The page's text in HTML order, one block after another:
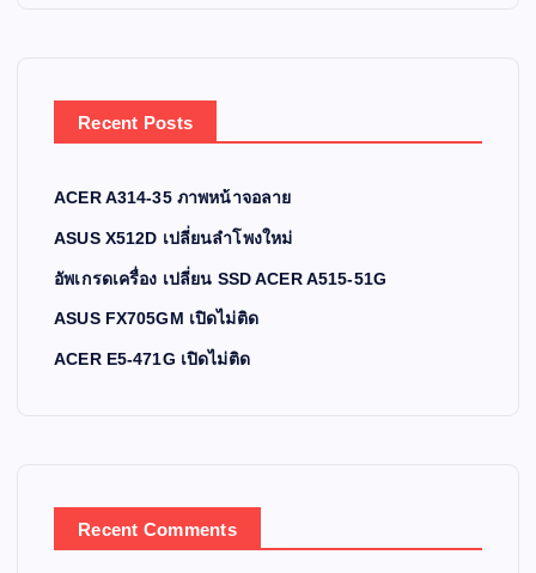
Recent Posts
ACER A314-35 ภาพหน้าจอลาย
ASUS X512D เปลี่ยนลำโพงใหม่
อัพเกรดเครื่อง เปลี่ยน SSD ACER A515-51G
ASUS FX705GM เปิดไม่ติด
ACER E5-471G เปิดไม่ติด
Recent Comments